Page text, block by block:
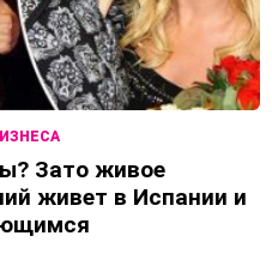
Зато живое
живет в Испании и